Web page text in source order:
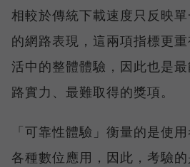
相較於傳統下載速度只反映
的網路表現，這兩項指標更
活中的整體體驗，因此也是
路實力、最難取得的獎項。
「可靠性體驗」衡量的是使
各種數位應用，因此，考驗